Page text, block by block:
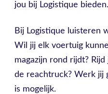
jou bij Logistique bieden.
Bij Logistique luisteren
Wil jij elk voertuig
magazijn rond rijdt?
de reachtruck? Werk jij
is mogelijk.